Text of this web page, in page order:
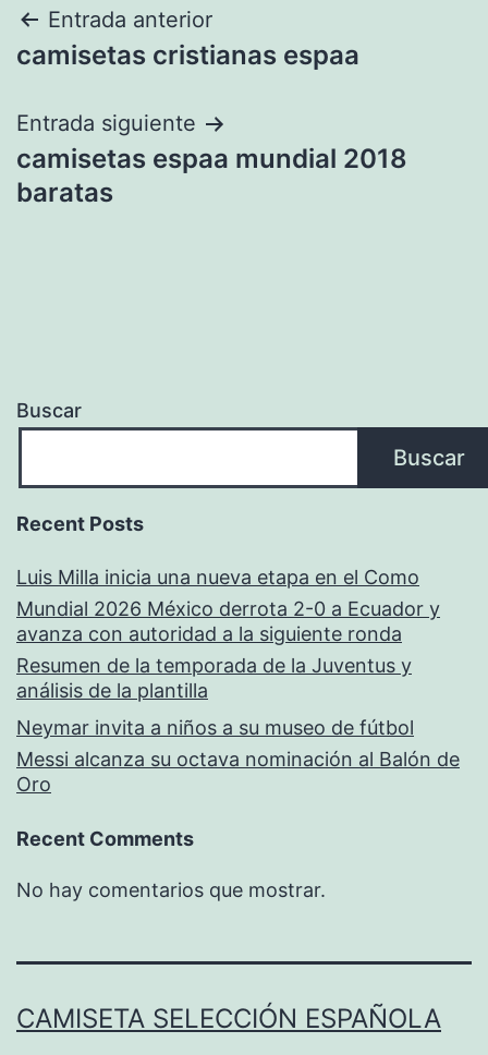
Navegación
de
entradas
Entrada anterior
camisetas cristianas espaa
Entrada siguiente
camisetas espaa mundial 2018
baratas
Buscar
Buscar
Recent Posts
Luis Milla inicia una nueva etapa en el Como
Mundial 2026 México derrota 2-0 a Ecuador y
avanza con autoridad a la siguiente ronda
Resumen de la temporada de la Juventus y
análisis de la plantilla
Neymar invita a niños a su museo de fútbol
Messi alcanza su octava nominación al Balón de
Oro
Recent Comments
No hay comentarios que mostrar.
CAMISETA SELECCIÓN ESPAÑOLA